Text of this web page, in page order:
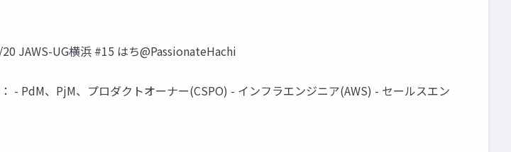
JAWS-UG横浜 #15 はち@PassionateHachi
- PdM、PjM、プロダクトオーナー(CSPO) - インフラエンジニア(AWS) - セールスエン